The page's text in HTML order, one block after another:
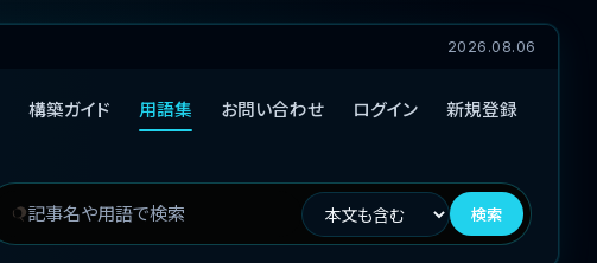
2026.08.06
構築ガイド 用語集 お問い合わせ ログイン 新規登録
検索